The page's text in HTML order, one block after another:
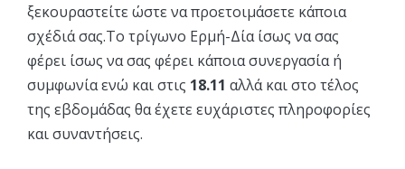
ξεκουραστείτε ώστε να προετοιμάσετε κάποια
σχέδιά σας.Το τρίγωνο Ερμή-Δία ίσως να σας
φέρει ίσως να σας φέρει κάποια συνεργασία ή
συμφωνία ενώ και στις 18.11 αλλά και στο τέλος
της εβδομάδας θα έχετε ευχάριστες πληροφορίες
και συναντήσεις.